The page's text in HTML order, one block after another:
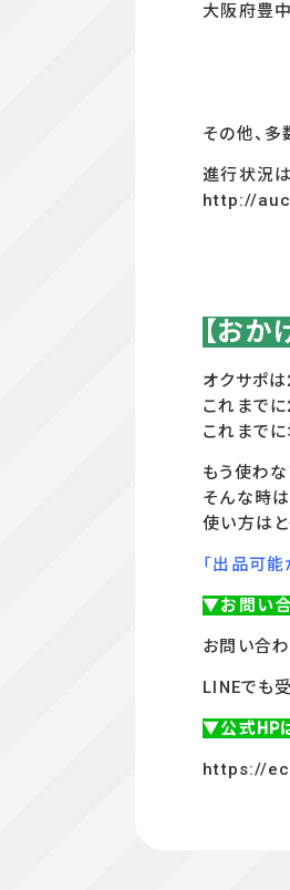
大阪府豊
その他、多
進行状況
http://
【お
オクサポ
これまで
これまで
もう使わ
そんな時
使い方は
「出品可能
▼お問い合
お問い合
LINEでも受
▼公式HP
https://